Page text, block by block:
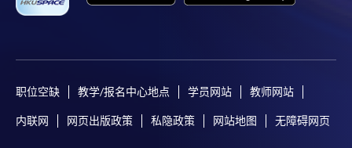
职位空缺 教学/报名中心地点 学员网站 教师网站
内联网 网页出版政策 私隐政策 网站地图 无障碍网页